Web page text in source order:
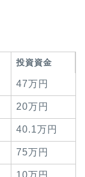
投資資金
47万円
20万円
40.1万円
75万円